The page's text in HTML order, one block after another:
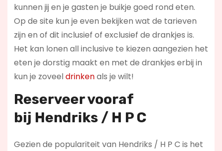
kunnen jij en je gasten je buikje goed rond eten.
Op de site kun je even bekijken wat de tarieven
zijn en of dit inclusief of exclusief de drankjes is.
Het kan lonen all inclusive te kiezen aangezien het
eten je dorstig maakt en met de drankjes erbij in
kun je zoveeldrinkenals je wilt!
Reserveer vooraf
bij Hendriks / H P C
Gezien de populariteit van Hendriks / H P C is het